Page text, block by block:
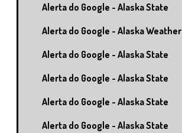
Alerta do Google - Alaska State
Alerta do Google - Alaska Weather
Alerta do Google - Alaska State
Alerta do Google - Alaska State
Alerta do Google - Alaska State
Alerta do Google - Alaska State